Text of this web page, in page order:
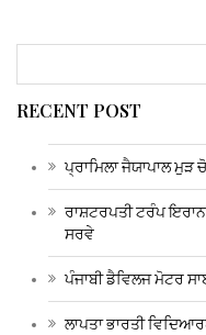
RECENT POST
ਪ੍ਰਾਮਿਲਾ ਜੈਯਾਪਾਲ ਮੁੜ
ਰਾਸ਼ਟਰਪਤੀ ਟਰੰਪ
ਸਰਵੇ
ਪੰਜਾਬੀ ਡੈਵਿਲਜ ਮੋਟਰ
ਲਾਪਤਾ ਭਾਰਤੀ